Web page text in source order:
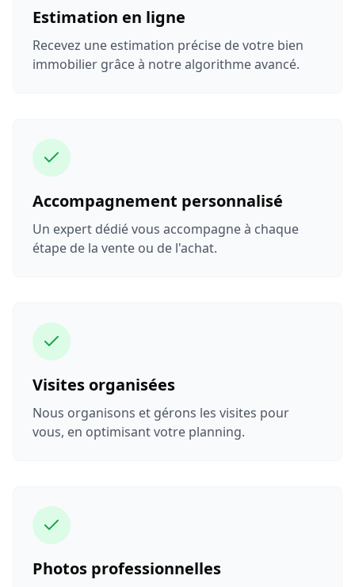
Estimation en ligne
Recevez une estimation précise de votre bien
immobilier grâce à notre algorithme avancé.
Accompagnement personnalisé
Un expert dédié vous accompagne à chaque
étape de la vente ou de l'achat.
Visites organisées
Nous organisons et gérons les visites pour
vous, en optimisant votre planning.
Photos professionnelles